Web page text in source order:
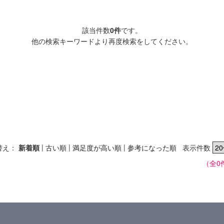
該当件数0件です。
他の検索キーワードより再度検索をしてください。
： 新着順 | 古い順 | 満足度が高い順 | 参考になった順 表示件数
（全